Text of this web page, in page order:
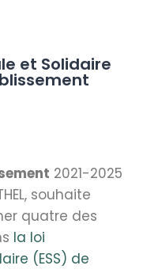
et Solidaire
2021-2025
souhaite
quatre des
la loi
(ESS) de